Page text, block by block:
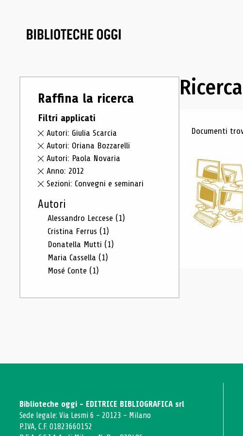
Raffina la ricerca
Filtri applicati
Autori: Giulia Scarcia
Autori: Oriana Bozzarelli
Autori: Paola Novaria
Anno: 2012
Sezioni: Convegni e seminari
Autori
Alessandro Leccese (1)
Cristina Ferrus (1)
Donatella Mutti (1)
Maria Cassella (1)
Mosé Conte (1)
Ricerca
Documenti
Biblioteche oggi - EDITRICE BIBLIOGRAFICA srl
Sede legale: Via Lesmi 6 - 20123 - Milano
P.IVA, C.F. 01823660152